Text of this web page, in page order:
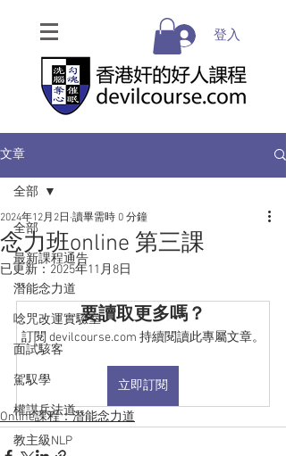
登入
文章
全部
最新課程通告
潛能念力道
唸咒改運實驗室
面試駭客
駕馭學
權謀兵法道
教主級NLP
全部
念力班online 第三課
2024年12月2日 讀畢需時 0 分鐘
已更新： 2025年11月8日
要讀取更多嗎？
訂閱 devilcourse.com 持續閱讀此專屬文章。
立即訂閱
Online課程：潛能念力道